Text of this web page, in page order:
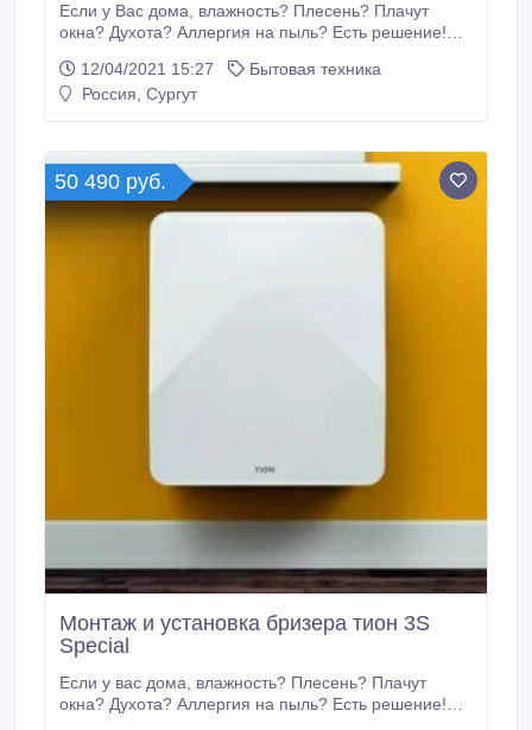
Если у Вас дома, влажность? Плесень? Плачут
окна? Духота? Аллергия на пыль? Есть решение!
тяге воздуха, не пропускающее микробов, холод и
пыль в ваше помещение, нормализуя естественный
12/04/2021 15:27
Бытовая техника
Россия, Сургут
50 490 руб.
Монтаж и установка бризера тион 3S
Special
Если у вас дома, влажность? Плесень? Плачут
окна? Духота? Аллергия на пыль? Есть решение!